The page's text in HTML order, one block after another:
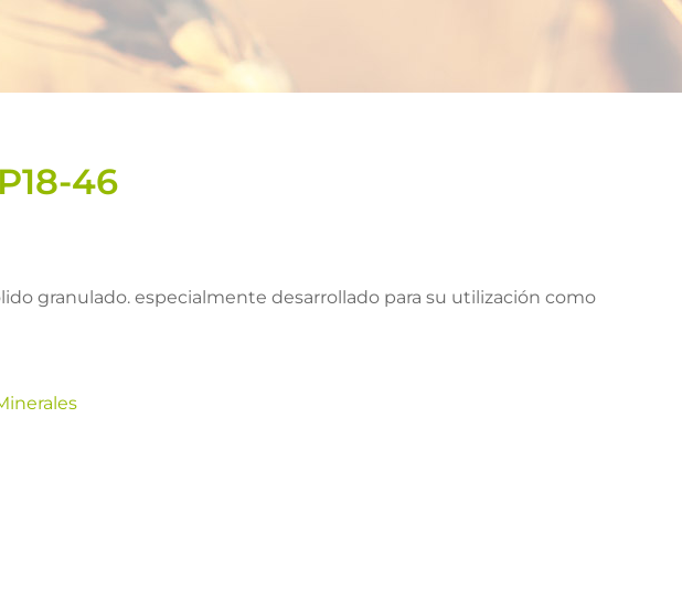
46
granulado. especialmente desarrollado para su utilización como